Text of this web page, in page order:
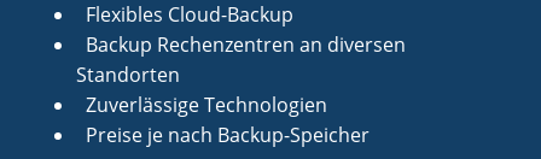
Flexibles Cloud-Backup
Backup Rechenzentren an diversen
Standorten
Zuverlässige Technologien
Preise je nach Backup-Speicher